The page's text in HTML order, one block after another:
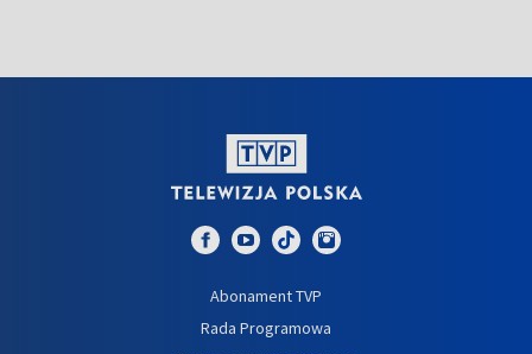
Abonament TVP
Rada Programowa